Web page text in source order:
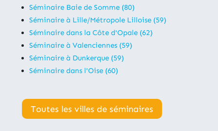
Séminaire Baie de Somme (80)
Séminaire à Lille/Métropole Lilloise (59)
Séminaire dans la Côte d'Opale (62)
Séminaire à Valenciennes (59)
Séminaire à Dunkerque (59)
Séminaire dans l'Oise (60)
Toutes les villes de séminaires